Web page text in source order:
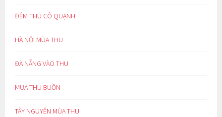
ĐÊM THU CÔ QUẠNH
HÀ NỘI MÙA THU
ĐÀ NẴNG VÀO THU
MƯA THU BUỒN
TÂY NGUYÊN MÙA THU